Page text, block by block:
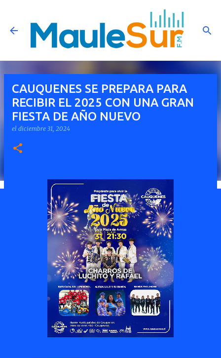
Ir al contenido principal
CAUQUENES SE PREPARA PARA
RECIBIR EL 2025 CON UNA GRAN
FIESTA DE AÑO NUEVO
el diciembre 31, 2024